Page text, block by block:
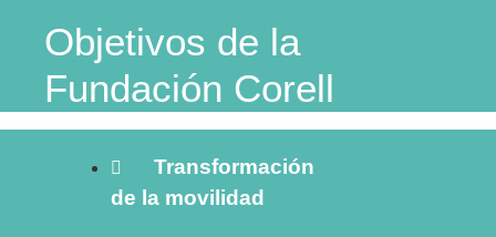
Objetivos de la
Fundación Corell
Transformación
de la movilidad